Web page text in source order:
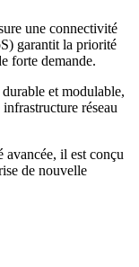
une connectivité
garantit la priorité
forte demande.
et modulable,
réseau
avancée, il est conçu
de nouvelle